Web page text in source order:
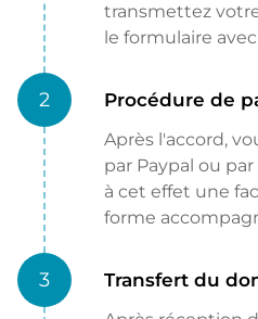
transmettez
le formulaire
2 Procédure de
Après l'accord,
par Paypal ou
à cet effet une
forme
3 Transfert du